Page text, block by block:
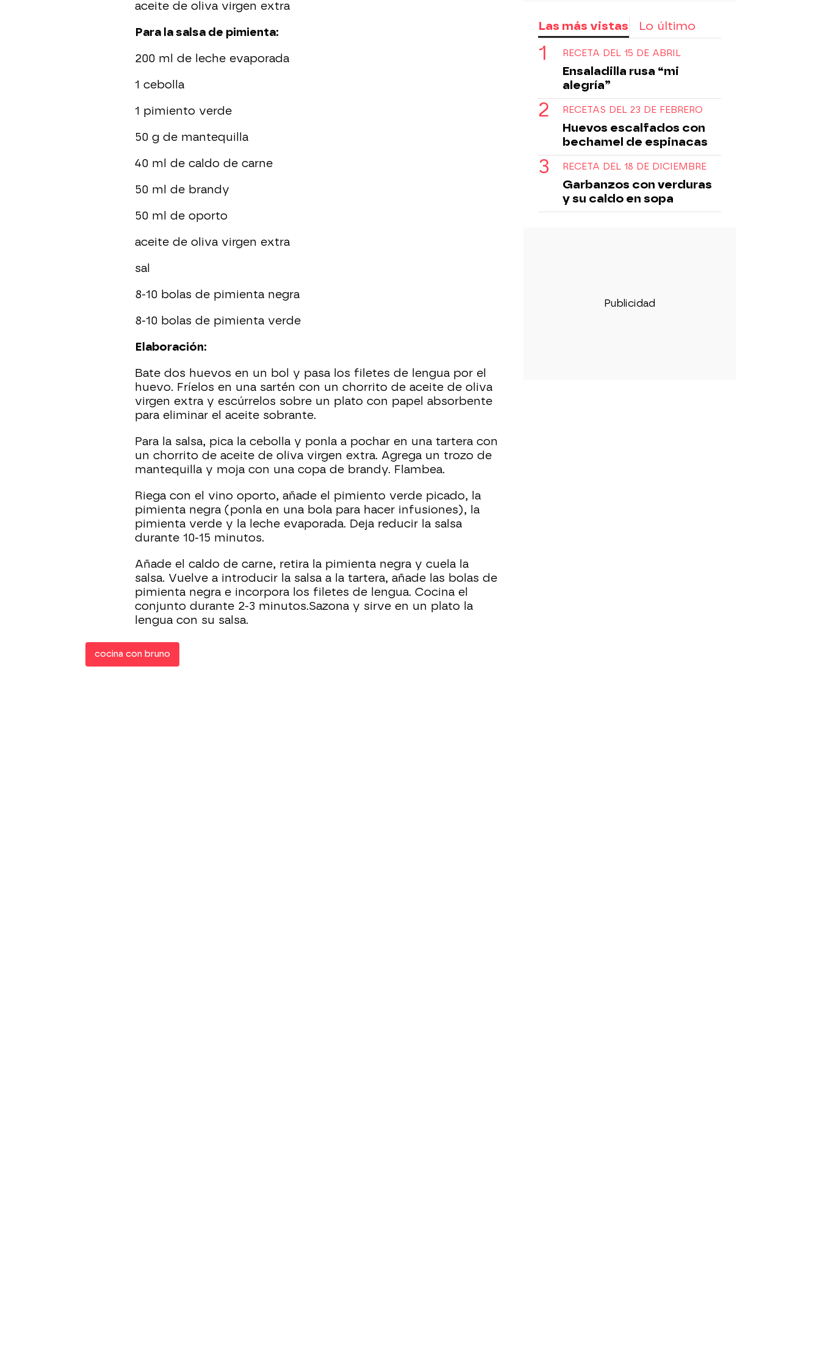
aceite de oliva virgen extra
Para la salsa de pimienta:
200 ml de leche evaporada
1 cebolla
1 pimiento verde
50 g de mantequilla
40 ml de caldo de carne
50 ml de brandy
50 ml de oporto
aceite de oliva virgen extra
sal
8-10 bolas de pimienta negra
8-10 bolas de pimienta verde
Elaboración:
Bate dos huevos en un bol y pasa los filetes de lengua por el
huevo. Fríelos en una sartén con un chorrito de aceite de oliva
virgen extra y escúrrelos sobre un plato con papel absorbente
para eliminar el aceite sobrante.
Para la salsa, pica la cebolla y ponla a pochar en una tartera con
un chorrito de aceite de oliva virgen extra. Agrega un trozo de
mantequilla y moja con una copa de brandy. Flambea.
Riega con el vino oporto, añade el pimiento verde picado, la
pimienta negra (ponla en una bola para hacer infusiones), la
pimienta verde y la leche evaporada. Deja reducir la salsa
durante 10-15 minutos.
Añade el caldo de carne, retira la pimienta negra y cuela la
salsa. Vuelve a introducir la salsa a la tartera, añade las bolas de
pimienta negra e incorpora los filetes de lengua. Cocina el
conjunto durante 2-3 minutos.Sazona y sirve en un plato la
lengua con su salsa.
cocina con bruno
Las más vistas Lo último
RECETA DEL 15 DE ABRIL
Ensaladilla rusa “mi
alegría”
RECETAS DEL 23 DE FEBRERO
Huevos escalfados con
bechamel de espinacas
RECETA DEL 18 DE DICIEMBRE
Garbanzos con verduras
y su caldo en sopa